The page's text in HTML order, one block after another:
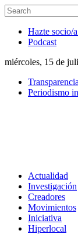
Hazte socio/
Podcast
miércoles, 15 de
Transparencia
Periodismo
Actualidad
Investigación
Creadores
Movimientos
Iniciativa
Hiperlocal